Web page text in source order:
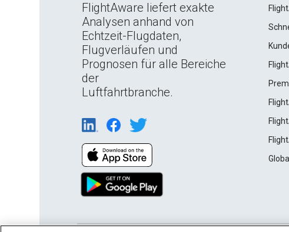
FlightAware liefert exakte
Analysen anhand von
Echtzeit-Flugdaten,
Flugverläufen und
Prognosen für alle Bereiche
der
Luftfahrtbranche.